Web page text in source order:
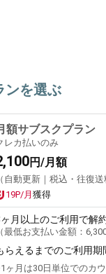
ンを選ぶ
額サブスクプラン
レカ払いのみ
円/月額
（自動更新｜税込・往復送
19P/月 獲得
月 以上のご利用で解
（最低お支払い金額：
らえるまでのご利用期
ヶ月は30日単位でのカ